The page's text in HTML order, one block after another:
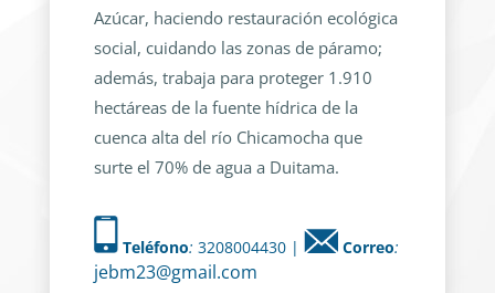
Azúcar, haciendo restauración ecológica
social, cuidando las zonas de páramo;
además, trabaja para proteger 1.910
hectáreas de la fuente hídrica de la
cuenca alta del río Chicamocha que
surte el 70% de agua a Duitama.
Teléfono: 3208004430 | Correo:
jebm23@gmail.com